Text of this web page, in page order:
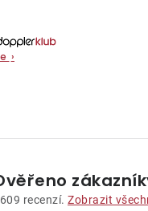
›
recenzí. Zobrazit